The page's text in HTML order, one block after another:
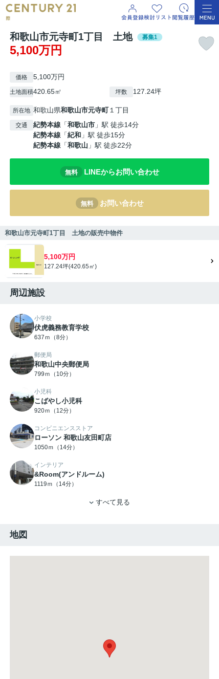
和歌山市元寺町1丁目 土地 募集1
5,100万円
価格 5,100万円
土地面積420.65㎡ 坪数 127.24坪
所在地 和歌山県和歌山市元寺町１丁目
交通 紀勢本線 「和歌山市 」駅 徒歩14分
紀勢本線 「紀和 」駅 徒歩15分
紀勢本線 「和歌山 」駅 徒歩22分
無料 LINEからお問い合わせ
無料 お問い合わせ
和歌山市元寺町1丁目 土地の販売中物件
5,100万円
127.24坪(420.65㎡)
周辺施設
小学校
伏虎義務教育学校
637ｍ（8分）
郵便局
和歌山中央郵便局
799ｍ（10分）
小児科
こばやし小児科
920ｍ（12分）
コンビニエンスストア
ローソン 和歌山友田町店
1050ｍ（14分）
インテリア
&Room(アンドルーム)
1119ｍ（14分）
すべて見る
地図